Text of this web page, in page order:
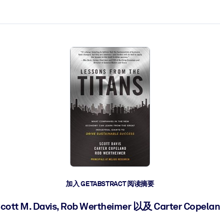
加入 GETABSTRACT 阅读摘要
M. Davis, Rob Wertheimer 以及 Carter